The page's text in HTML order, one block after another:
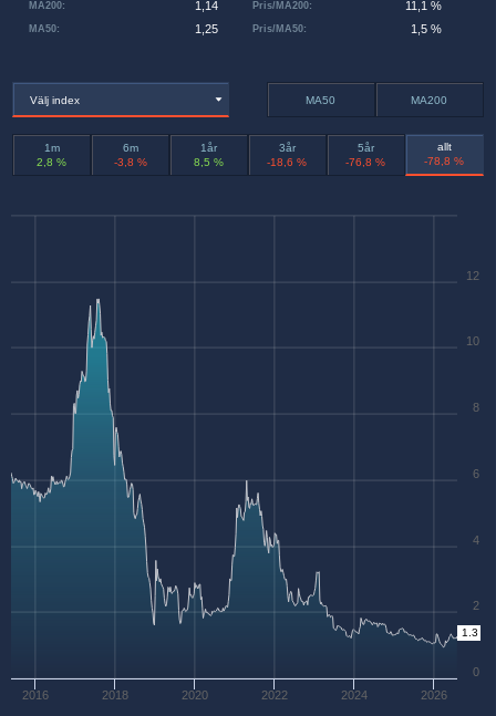
MA50: 1,25
MA200: 1,14 Pris/MA200: 11,1 %
Pris/MA50: 1,5 %
Välj index MA50 MA200
1m
2,8 %
6m
-3,8 %
1år
8,5 %
3år
-18,6 %
5år
-76,8 %
allt
-78,8 %
2016 2018 2020 2022 2024 2026
0
2
4
6
8
10
12
1.3